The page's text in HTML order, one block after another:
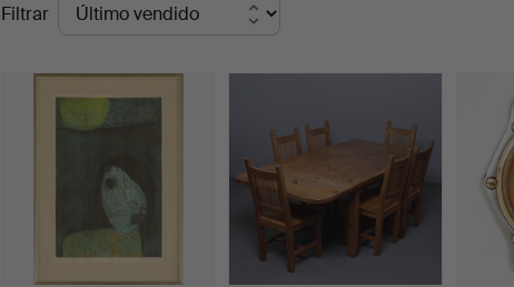
de
remate
Filtrar